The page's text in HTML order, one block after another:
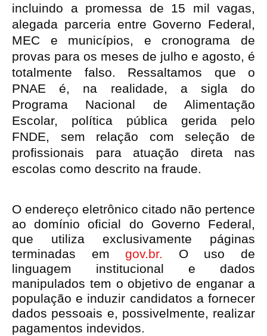
incluindo a promessa de 15 mil vagas,
alegada parceria entre Governo Federal,
MEC e municípios, e cronograma de
provas para os meses de julho e agosto, é
totalmente falso. Ressaltamos que o
PNAE é, na realidade, a sigla do
Programa Nacional de Alimentação
Escolar, política pública gerida pelo
FNDE, sem relação com seleção de
profissionais para atuação direta nas
escolas como descrito na fraude.
O endereço eletrônico citado não pertence
ao domínio oficial do Governo Federal,
que utiliza exclusivamente páginas
terminadas em
gov.br. O uso de
linguagem institucional e dados
manipulados tem o objetivo de enganar a
população e induzir candidatos a fornecer
dados pessoais e, possivelmente, realizar
pagamentos indevidos.